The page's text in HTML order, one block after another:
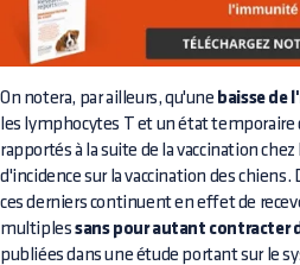
On notera, par ailleurs, qu'une baisse de
les lymphocytes T et un état
rapportés à la suite de la vaccination
d'incidence sur la vaccination des chiens.
ces derniers continuent en effet de
multiples sans pour autant contracter
publiées dans une étude portant sur le